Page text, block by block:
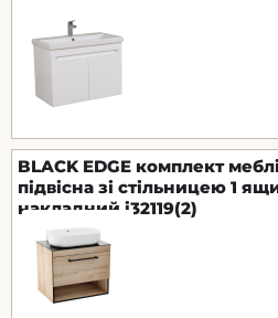
BLACK EDGE комплект
підвісна зі стільницею 1
накладний i32119(2)